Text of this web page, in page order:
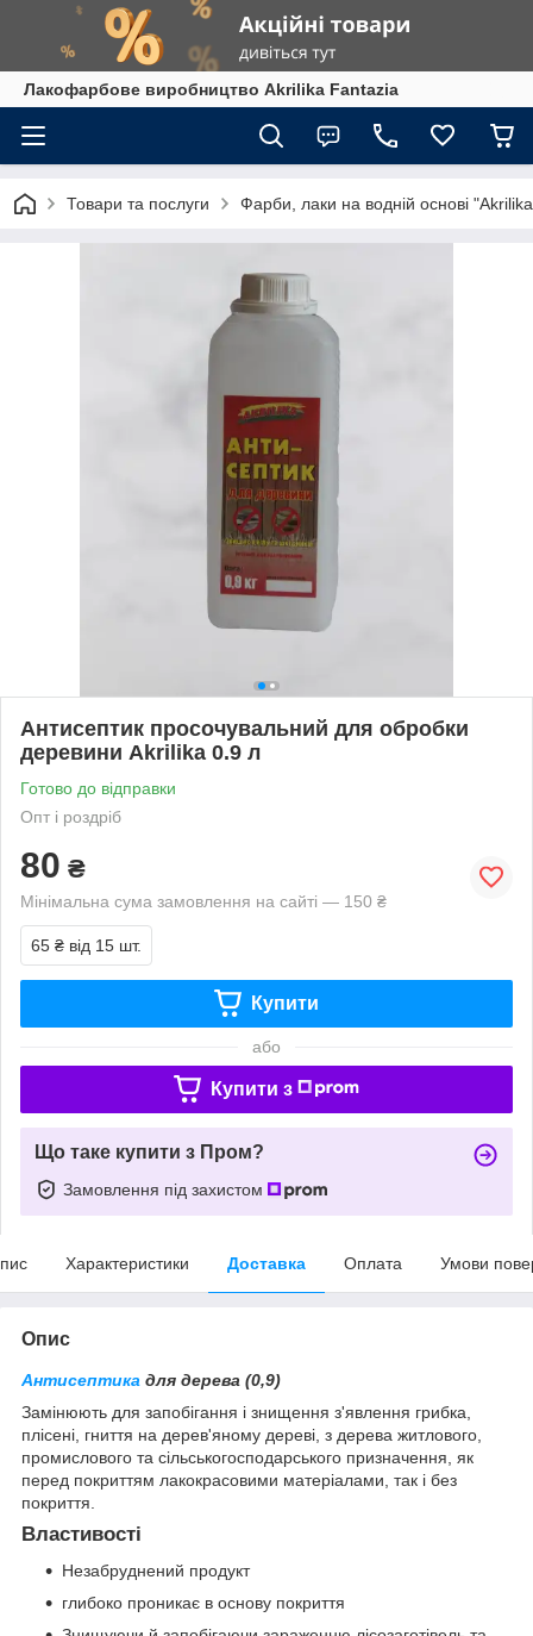
Лакофарбове виробництво Akrilika Fantazia
Товари та послуги Фарби, лаки на водній основі
Антисептик просочувальний для обробки
деревини Akrilika 0.9 л
Готово до відправки
Опт і роздріб
80 ₴
Мінімальна сума замовлення на сайті — 150 ₴
65 ₴ від 15 шт.
Купити
або
Купити з
Що таке купити з Пром?
Замовлення під захистом
Характеристики Доставка Оплата Умови
Опис
Антисептика для дерева (0,9)
Замінюють для запобігання і знищення з'явлення грибка,
плісені, гниття на дерев'яному дереві, з дерева житлового,
промислового та сільськогосподарського призначення, як
перед покриттям лакокрасовими матеріалами, так і без
покриття.
Властивості
Незабруднений продукт
глибоко проникає в основу покриття